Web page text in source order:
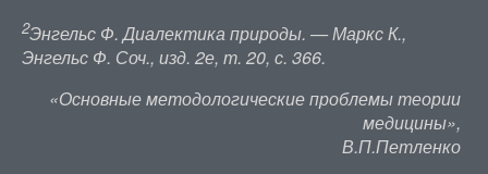
2Энгельс Ф. Диалектика природы. — Маркс К.,
Энгельс Ф. Соч., изд. 2е, т. 20, с. 366.
«Основные методологические проблемы теории
медицины»,
В.П.Петленко